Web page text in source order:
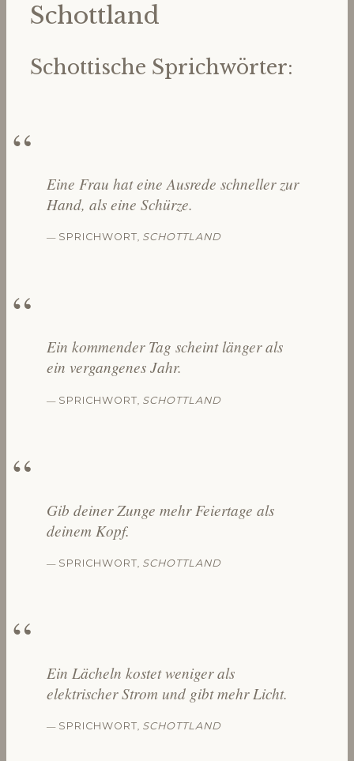
Schottland
Schottische Sprichwörter:
Eine Frau hat eine Ausrede schneller zur
Hand, als eine Schürze.
— SPRICHWORT SCHOTTLAND
Ein kommender Tag scheint länger als
ein vergangenes Jahr.
— SPRICHWORT SCHOTTLAND
Gib deiner Zunge mehr Feiertage als
deinem Kopf.
— SPRICHWORT SCHOTTLAND
Ein Lächeln kostet weniger als
elektrischer Strom und gibt mehr Licht.
— SPRICHWORT SCHOTTLAND